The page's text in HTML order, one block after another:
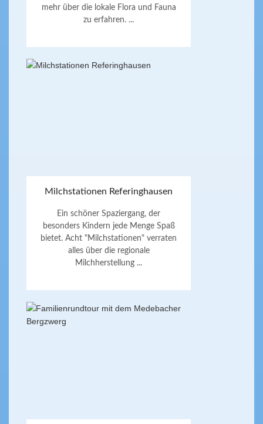
mehr über die lokale Flora und Fauna
zu erfahren. ...
Milchstationen Referinghausen
Ein schöner Spaziergang, der
besonders Kindern jede Menge Spaß
bietet. Acht "Milchstationen" verraten
alles über die regionale
Milchherstellung ...